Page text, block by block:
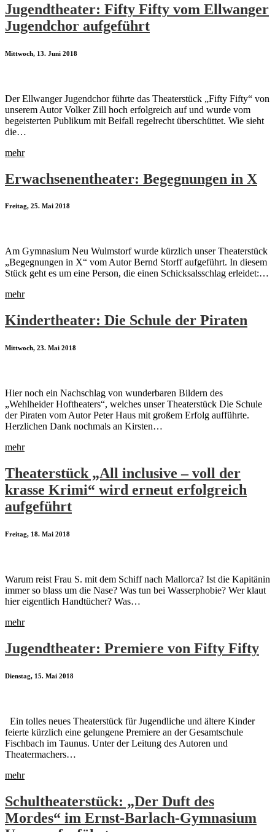
Jugendtheater: Fifty Fifty vom Ellwanger
Jugendchor aufgeführt
Mittwoch, 13. Juni 2018
Der Ellwanger Jugendchor führte das Theaterstück „Fifty Fifty“ von
unserem Autor Volker Zill hoch erfolgreich auf und wurde vom
begeisterten Publikum mit Beifall regelrecht überschüttet. Wie sieht
die…
mehr
Erwachsenentheater: Begegnungen in X
Freitag, 25. Mai 2018
Am Gymnasium Neu Wulmstorf wurde kürzlich unser Theaterstück
„Begegnungen in X“ vom Autor Bernd Storff aufgeführt. In diesem
Stück geht es um eine Person, die einen Schicksalsschlag erleidet:…
mehr
Kindertheater: Die Schule der Piraten
Mittwoch, 23. Mai 2018
Hier noch ein Nachschlag von wunderbaren Bildern des
„Wehlheider Hoftheaters“, welches unser Theaterstück Die Schule
der Piraten vom Autor Peter Haus mit großem Erfolg aufführte.
Herzlichen Dank nochmals an Kirsten…
mehr
Theaterstück „All inclusive – voll der
krasse Krimi“ wird erneut erfolgreich
aufgeführt
Freitag, 18. Mai 2018
Warum reist Frau S. mit dem Schiff nach Mallorca? Ist die Kapitänin
immer so blass um die Nase? Was tun bei Wasserphobie? Wer klaut
hier eigentlich Handtücher? Was…
mehr
Jugendtheater: Premiere von Fifty Fifty
Dienstag, 15. Mai 2018
Ein tolles neues Theaterstück für Jugendliche und ältere Kinder
feierte kürzlich eine gelungene Premiere an der Gesamtschule
Fischbach im Taunus. Unter der Leitung des Autoren und
Theatermachers…
mehr
Schultheaterstück: „Der Duft des
Mordes“ im Ernst-Barlach-Gymnasium